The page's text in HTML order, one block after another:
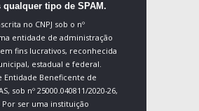
qualquer tipo de SPAM.
no CNPJ sob o nº
entidade de administração
fins lucrativos, reconhecida
estadual e federal.
Entidade Beneficente de
sob nº 25000.040811/2020-26,
Por ser uma instituição